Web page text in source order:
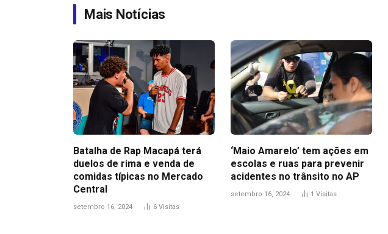
Mais Notícias
Batalha de Rap Macapá terá
duelos de rima e venda de
comidas típicas no Mercado
Central
setembro 16, 2024 6 Visitas
‘Maio Amarelo’ tem ações em
escolas e ruas para prevenir
acidentes no trânsito no AP
setembro 16, 2024 1 Visitas